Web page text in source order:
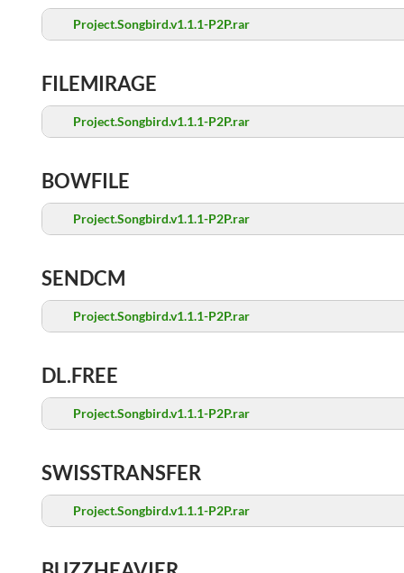
Project.Songbird.v1.1.1-P2P.rar
FILEMIRAGE
Project.Songbird.v1.1.1-P2P.rar
BOWFILE
Project.Songbird.v1.1.1-P2P.rar
SENDCM
Project.Songbird.v1.1.1-P2P.rar
DL.FREE
Project.Songbird.v1.1.1-P2P.rar
SWISSTRANSFER
Project.Songbird.v1.1.1-P2P.rar